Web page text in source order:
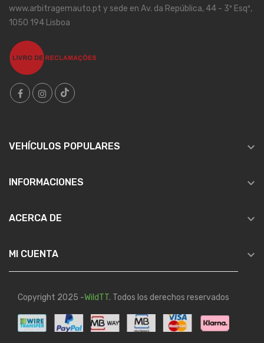
www.arbitragemauto.pt y sede en Av. da República, 44 - 3º Esqº,
1050 194 Lisboa
VEHÍCULOS POPULARES 
INFORMACIONES 
ACERCA DE 
MI CUENTA 
Copyright 2025 -WildTT. Todos los derechos reservados